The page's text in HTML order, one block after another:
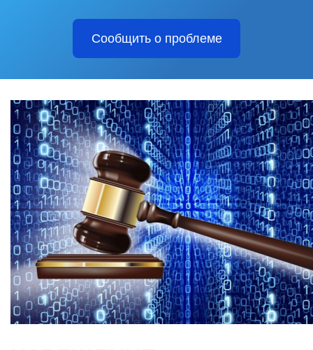
Сообщить о проблеме